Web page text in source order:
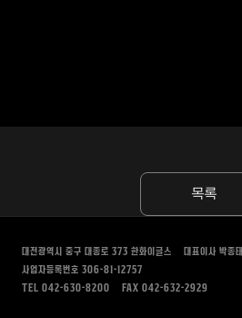
목록
대전광역시 중구 대종로 373 한화이글스
대표이사 박종태
사업자등록번호 306-81-12757
TEL 042-630-8200
FAX 042-632-2929